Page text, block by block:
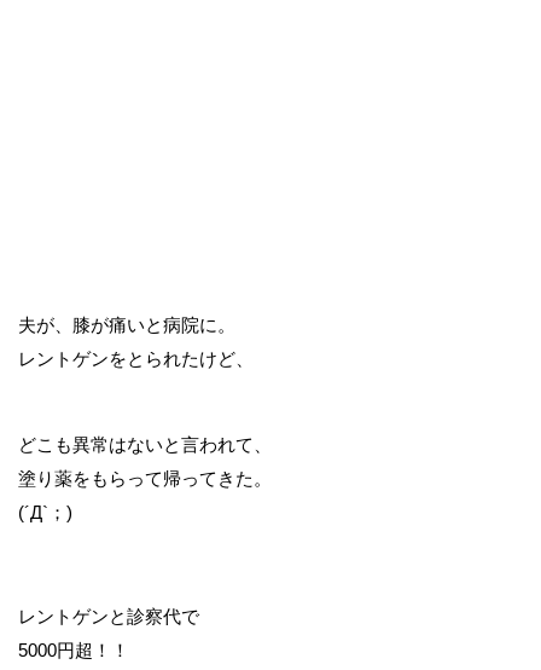
夫が、膝が痛いと病院に。
レントゲンをとられたけど、
どこも異常はないと言われて、
塗り薬をもらって帰ってきた。
(´Д`；)
レントゲンと診察代で
5000円超！！